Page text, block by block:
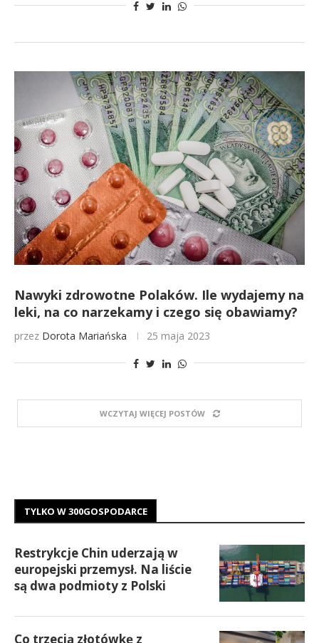
Nawyki zdrowotne Polaków. Ile wydajemy na
leki, na co narzekamy i czego się obawiamy?
przez Dorota Mariańska 25 maja 2023
WCZYTAJ WIĘCEJ POSTÓW
TYLKO W 300GOSPODARCE
Restrykcje Chin uderzają w
europejski przemysł. Na liście
są dwa podmioty z Polski
Co trzecią złotówkę z